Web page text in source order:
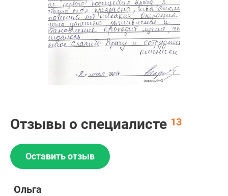
Отзывы о специалисте 13
Оставить отзыв
Ольга